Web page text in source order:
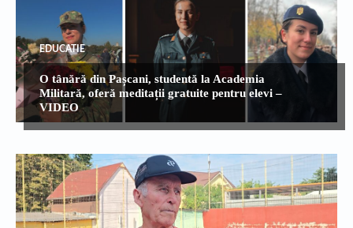
EDUCATIE
O tânără din Pașcani, studentă la Academia
Militară, oferă meditații gratuite pentru elevi –
VIDEO